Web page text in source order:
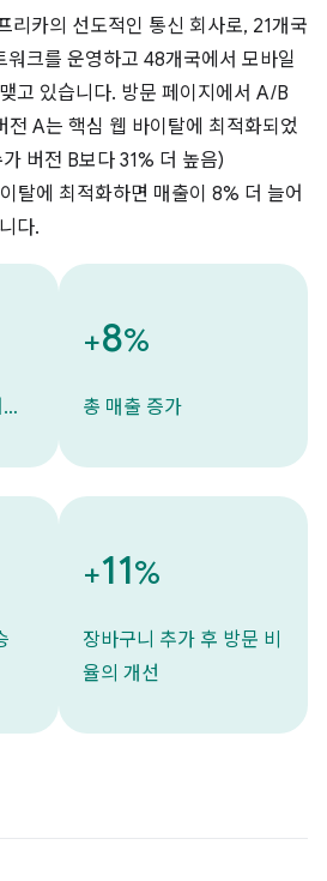
리카의 선도적인 통신 회사로, 21개국
워크를 운영하고 48개국에서 모바일
고 있습니다. 방문 페이지에서 A/B
전 A는 핵심 웹 바이탈에 최적화되었
버전 B보다 31% 더 높음)
탈에 최적화하면 매출이 8% 더 늘어
다.
…
+8%
총 매출 증가
+11%
장바구니 추가 후 방문 비
율의 개선